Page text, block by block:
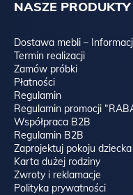
NASZE PRODUKTY
Dostawa mebli –
Termin realizacji
Zamów próbki
Płatności
Regulamin
Regulamin promocji
Współpraca B2B
Regulamin B2B
Zaprojektuj pokoju dziecka
Karta dużej rodziny
Zwroty i reklamacje
Polityka prywatności